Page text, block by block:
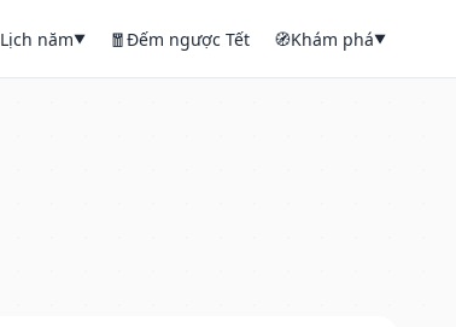
Lịch năm▼ 🧧Đếm ngược Tết 🧭Khám phá▼